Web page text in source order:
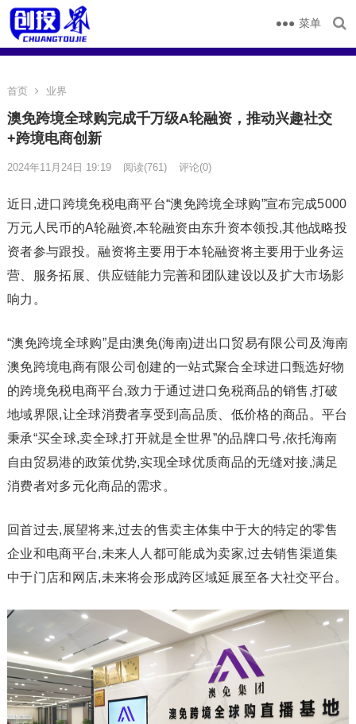
菜单
首页 业界
澳免跨境全球购完成千万级A轮融资，推动兴趣社交
+跨境电商创新
2024年11月24日 19:19 阅读(761) 评论(0)
近日,进口跨境免税电商平台“澳免跨境全球购”宣布完成5000
万元人民币的A轮融资,本轮融资由东升资本领投,其他战略投
资者参与跟投。融资将主要用于本轮融资将主要用于业务运
营、服务拓展、供应链能力完善和团队建设以及扩大市场影
响力。
“澳免跨境全球购”是由澳免(海南)进出口贸易有限公司及海南
澳免跨境电商有限公司创建的一站式聚合全球进口甄选好物
的跨境免税电商平台,致力于通过进口免税商品的销售,打破
地域界限,让全球消费者享受到高品质、低价格的商品。平台
秉承“买全球,卖全球,打开就是全世界”的品牌口号,依托海南
自由贸易港的政策优势,实现全球优质商品的无缝对接,满足
消费者对多元化商品的需求。
回首过去,展望将来,过去的售卖主体集中于大的特定的零售
企业和电商平台,未来人人都可能成为卖家,过去销售渠道集
中于门店和网店,未来将会形成跨区域延展至各大社交平台。